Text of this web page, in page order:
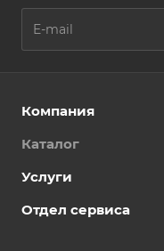
Компания
Каталог
Услуги
Отдел сервиса